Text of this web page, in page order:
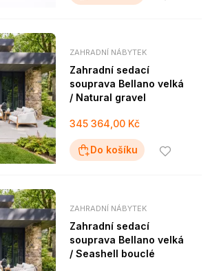
ZAHRADNÍ NÁBYTEK
Zahradní sedací
souprava Bellano velká
/ Natural gravel
345 364,00 Kč
Do košíku
ZAHRADNÍ NÁBYTEK
Zahradní sedací
souprava Bellano velká
/ Seashell bouclé